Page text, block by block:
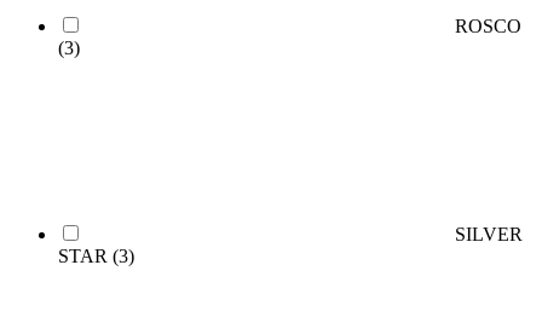
ROSCO
(3)
SILVER
STAR (3)